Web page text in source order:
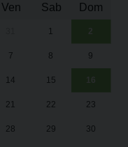
Ven Sab Dom
1 2
7 8 9
14 15 16
21 22 23
28 29 30